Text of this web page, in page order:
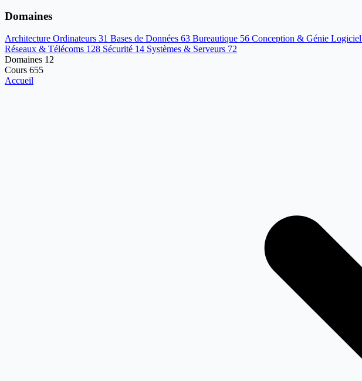
Domaines
Architecture Ordinateurs 31 Bases de Données 63 Bureautique 56 Conception & Génie Logiciel
Réseaux & Télécoms 128 Sécurité 14 Systèmes & Serveurs 72
Domaines 12
Cours 655
Accueil